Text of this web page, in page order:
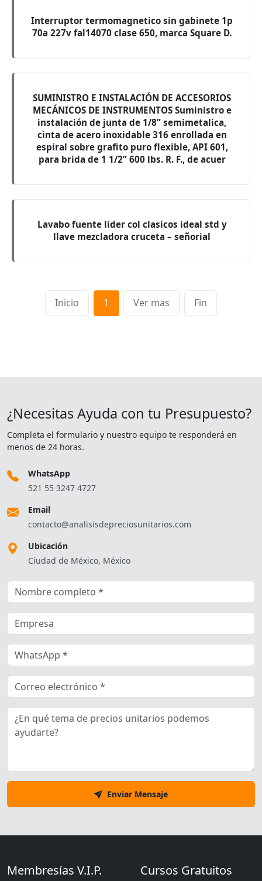
Interruptor termomagnetico sin gabinete 1p
70a 227v fal14070 clase 650, marca Square D.
SUMINISTRO E INSTALACIÓN DE ACCESORIOS
MECÁNICOS DE INSTRUMENTOS Suministro e
instalación de junta de 1/8” semimetalica,
cinta de acero inoxidable 316 enrollada en
espiral sobre grafito puro flexible, API 601,
para brida de 1 1/2” 600 lbs. R. F., de acuer
Lavabo fuente lider col clasicos ideal std y
llave mezcladora cruceta – señorial
Inicio 1 Ver mas Fin
¿Necesitas Ayuda con tu Presupuesto?
Completa el formulario y nuestro equipo te responderá en
menos de 24 horas.
WhatsApp
521 55 3247 4727
Email
contacto@analisisdepreciosunitarios.com
Ubicación
Ciudad de México, México
Enviar Mensaje
Membresías V.I.P. Cursos Gratuitos